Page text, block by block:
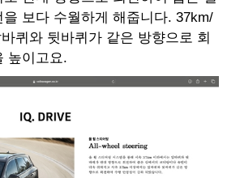
보다 수월하게 해줍니다. 37km/
퀴와 뒷바퀴가 같은 방향으로 회
높이고요.